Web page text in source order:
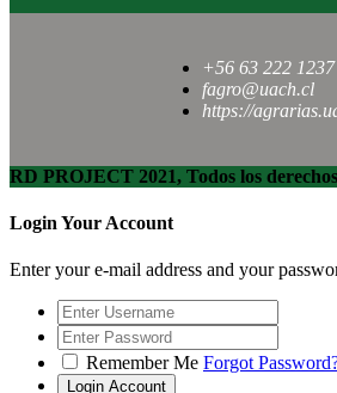
+56 63 222 1237
fagro@uach.cl
https://
RD PROJECT 2021, Todos los
Login Your Account
Enter your e-mail address and your
Remember Me Forgot